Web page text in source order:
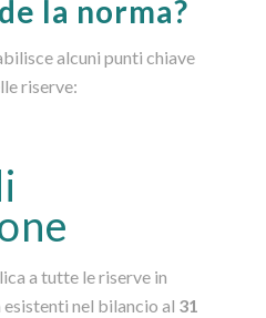
la norma?
alcuni punti chiave
riserve:
a tutte le riserve in
esistenti nel bilancio al 31